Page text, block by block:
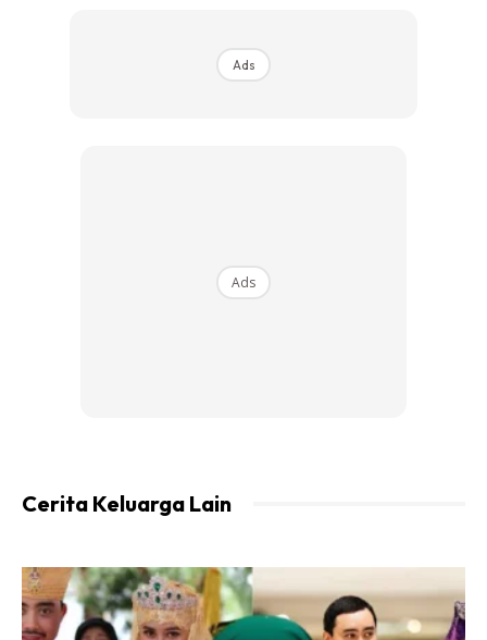
bunga cengkih banyak kegunaan dia selain di guna untuk
masak.. salah satu najwa guna dia untuk hilang masalah
Ads
Ads
Cerita Keluarga Lain